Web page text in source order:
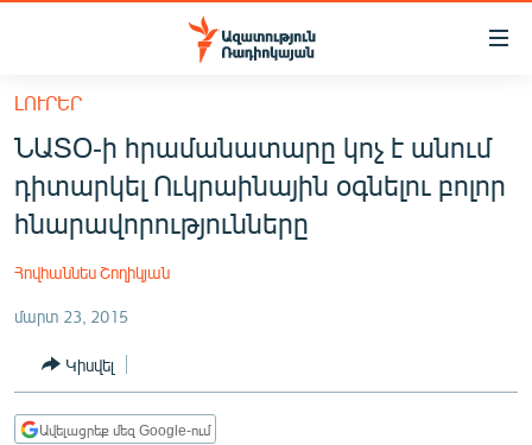
Մատչելիության
հիմնական
բովանդակությանը
Անցնել
հիմնական
մենյուին
ՀԱՅԱՍՏԱՆ
ՔԱՂԱՔԱԿԱՆ
ՏՆՏԵՍՈՒԹՅՈՒՆ
ՂԱՐԱԲԱՂ
ԼՈՒՐԵՐ
ՆԱՏՕ-ի հրամանատարը կոչ է անում
դիտարկել Ուկրաինային օգնելու բոլոր
հնարավորությունները
Հովհաննես Շողիկյան
մարտ 23, 2015
Կիսվել
Ավելացրեք մեզ Google-ում